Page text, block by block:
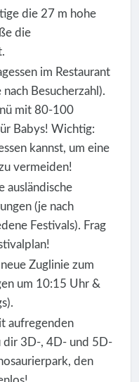
die 27 m hohe
die
im Restaurant
nach Besucherzahl).
mit 80-100
Babys! Wichtig:
kannst, um eine
vermeiden!
ausländische
(je nach
Festivals). Frag
Zuglinie zum
um 10:15 Uhr &
aufregenden
dir 3D-, 4D- und 5D-
den